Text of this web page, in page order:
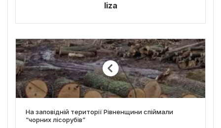
liza
На заповідній території Рівненщини спіймали
“чорних лісорубів”